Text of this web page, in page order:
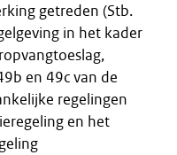
getreden (Stb.
in het kader
en 49c van de
regelingen
en het